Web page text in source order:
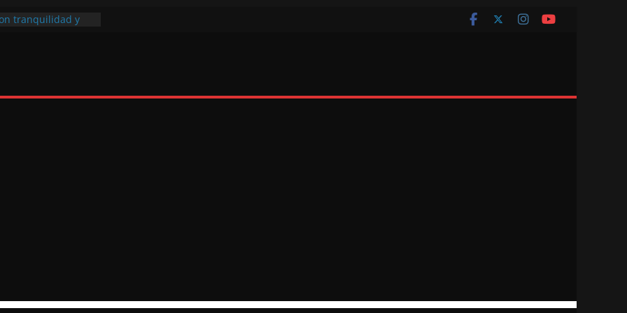
solo con su
al máximo
cabeza (no solo